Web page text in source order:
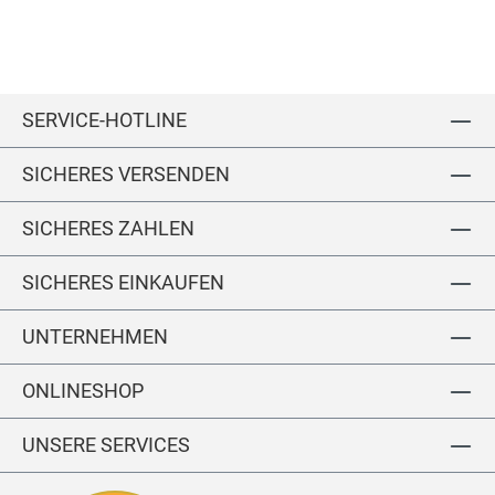
SERVICE-HOTLINE
SICHERES VERSENDEN
SICHERES ZAHLEN
SICHERES EINKAUFEN
UNTERNEHMEN
ONLINESHOP
UNSERE SERVICES